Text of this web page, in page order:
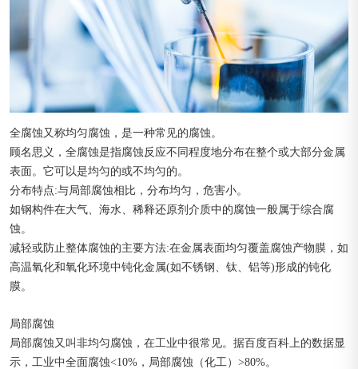
全腐蚀又称均匀腐蚀，是一种常见的腐蚀。
顾名思义，全腐蚀是指腐蚀反应不同程度地分布在整个或大部分金属
表面。它可以是均匀的或不均匀的。
分布特点:与局部腐蚀相比，分布均匀，危害小。
如钢构件在大气、海水、稀释还原剂介质中的腐蚀一般属于综合腐
蚀。
减轻或防止整体腐蚀的主要方法:在金属表面均匀覆盖腐蚀产物膜，如
高温氧化和氧化环境中钝化金属(如不锈钢、钛、铝等)形成的钝化
膜。
局部腐蚀
局部腐蚀又叫非均匀腐蚀，在工业中很常见。据百度百科上的数据显
示，工业中全面腐蚀<10%，局部腐蚀（化工）>80%。